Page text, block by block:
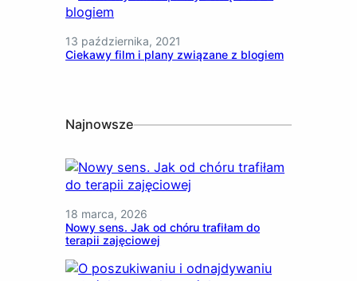
13 października, 2021
Ciekawy film i plany związane z blogiem
Najnowsze
18 marca, 2026
Nowy sens. Jak od chóru trafiłam do
terapii zajęciowej